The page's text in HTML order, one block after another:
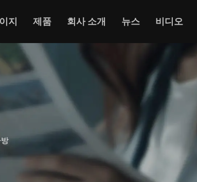
지 제품 회사 소개 뉴스 비디오